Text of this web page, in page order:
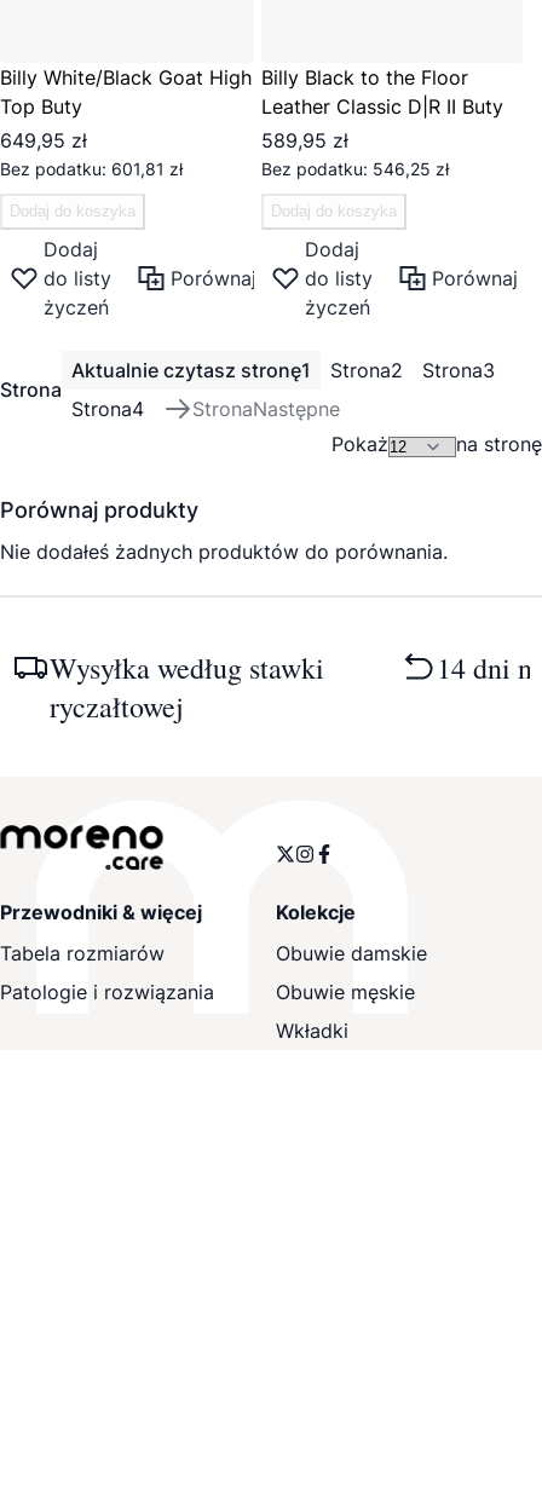
Billy White/Black Goat High
Top Buty
649,95 zł
601,81 zł
Dodaj do koszyka
Dodaj
do listy
życzeń
Porównaj
Billy Black to the Floor
Leather Classic D|R II Buty
589,95 zł
546,25 zł
Dodaj do koszyka
Dodaj
do listy
życzeń
Porównaj
Strona
Aktualnie czytasz stronę1 Strona2 Strona3
Strona4 StronaNastępne
Pokaż
na stronę
Porównaj produkty
Nie dodałeś żadnych produktów do porównania.
Wysyłka według stawki
ryczałtowej
14 dni
Przewodniki & więcej
Tabela rozmiarów
Patologie i rozwiązania
Kolekcje
Obuwie damskie
Obuwie męskie
Wkładki